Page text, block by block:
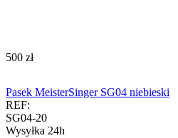
‍500‍ zł
Pasek MeisterSinger SG04 niebieski
REF:
SG04-20
Wysyłka 24h